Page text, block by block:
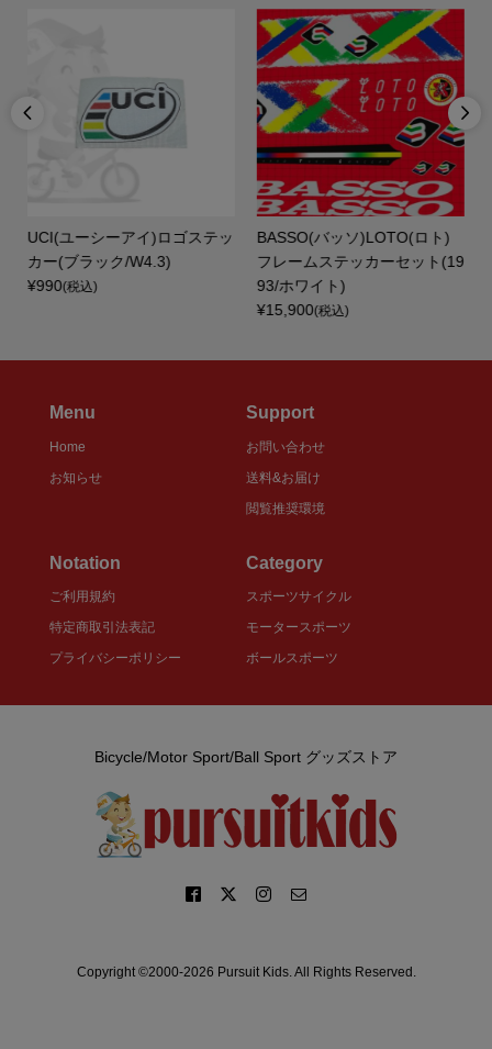

UCI(ユーシーアイ)ロゴステッ
カー(ブラック/W4.3)
¥990(税込)
BASSO(バッソ)LOTO(ロト)
フレームステッカーセット(19
93/ホワイト)
¥15,900(税込)

Menu
Home
お知らせ
Support
お問い合わせ
送料&お届け
閲覧推奨環境
Notation
ご利用規約
特定商取引法表記
プライバシーポリシー
Category
スポーツサイクル
モータースポーツ
ボールスポーツ
Bicycle/Motor Sport/Ball Sport グッズストア
Copyright ©2000-2026 Pursuit Kids. All Rights Reserved.